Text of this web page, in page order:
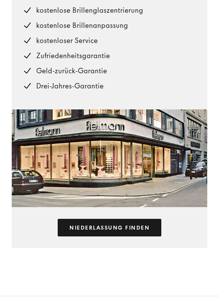
kostenlose Brillenglaszentrierung
kostenlose Brillenanpassung
kostenloser Service
Zufriedenheitsgarantie
Geld-zurück-Garantie
Drei-Jahres-Garantie
NIEDERLASSUNG FINDEN